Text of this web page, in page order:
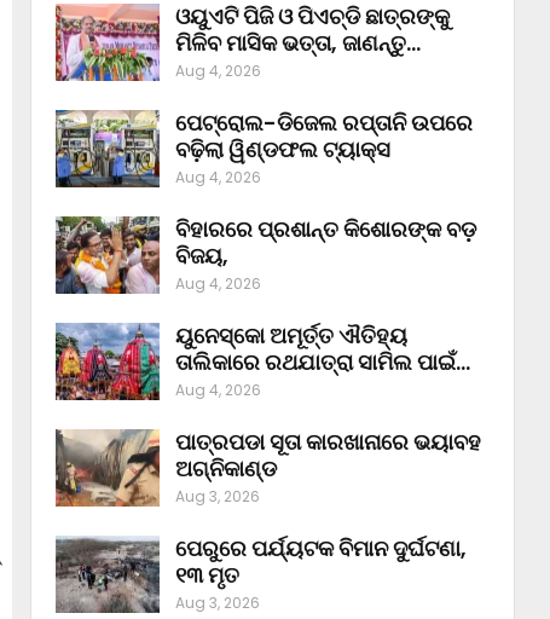
ଓୟୁଏଟି ପିଜି ଓ ପିଏଚ୍‌ଡି ଛାତ୍ରଙ୍କୁ
ମିଳିବ ମାସିକ ଭତ୍ତା, ଜାଣନ୍ତୁ…
Aug 4, 2026
ପେଟ୍ରୋଲ-ଡିଜେଲ ରପ୍ତାନି ଉପରେ
ବଢ଼ିଲା ୱିଣ୍ଡଫଲ ଟ୍ୟାକ୍ସ
Aug 4, 2026
ବିହାରରେ ପ୍ରଶାନ୍ତ କିଶୋରଙ୍କ ବଡ଼
ବିଜୟ,
Aug 4, 2026
ୟୁନେସ୍କୋ ଅମୂର୍ତ୍ତ ଐତିହ୍ୟ
ତାଲିକାରେ ରଥଯାତ୍ରା ସାମିଲ ପାଇଁ…
Aug 4, 2026
ପାତ୍ରପଡା ସୂତା କାରଖାନାରେ ଭୟାବହ
ଅଗ୍ନିକାଣ୍ଡ
Aug 3, 2026
ପେରୁରେ ପର୍ଯ୍ୟଟକ ବିମାନ ଦୁର୍ଘଟଣା,
୧୩ ମୃତ
Aug 3, 2026